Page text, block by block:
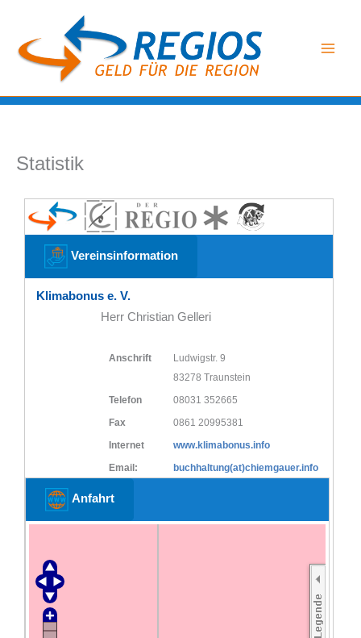
springen
Statistik
Vereinsinformation
Klimabonus e. V.
Herr Christian Gelleri
Anschrift
Ludwigstr. 9
83278 Traunstein
Telefon
08031 352665
Fax
0861 20995381
Internet
www.klimabonus.info
Email:
buchhaltung(at)chiemgauer.info
Anfahrt